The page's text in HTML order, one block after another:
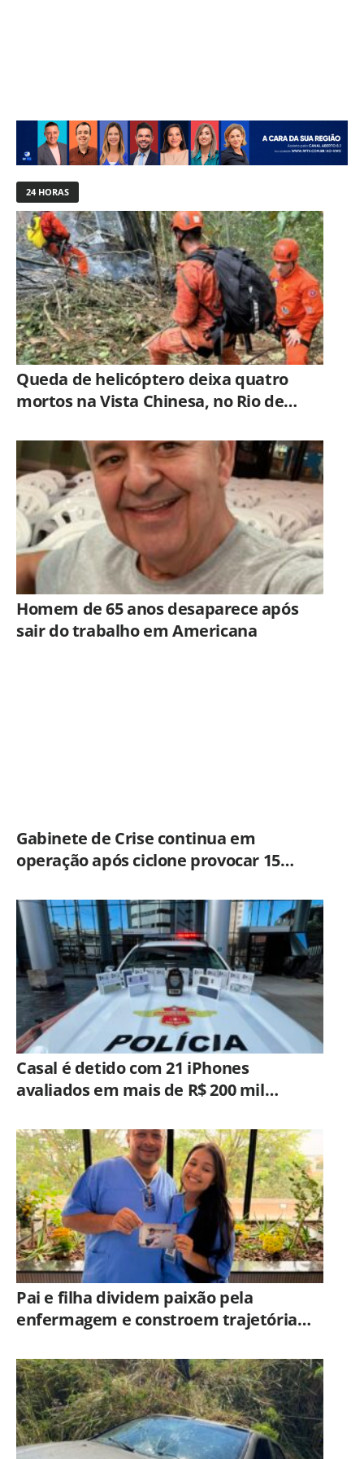
24 HORAS
Queda de helicóptero deixa quatro
mortos na Vista Chinesa, no Rio de
Homem de 65 anos desaparece após
sair do trabalho em Americana
Gabinete de Crise continua em
operação após ciclone provocar 15
Casal é detido com 21 iPhones
avaliados em mais de R$ 200 mil
Campinas
Pai e filha dividem paixão pela
enfermagem e constroem trajetória
Americana